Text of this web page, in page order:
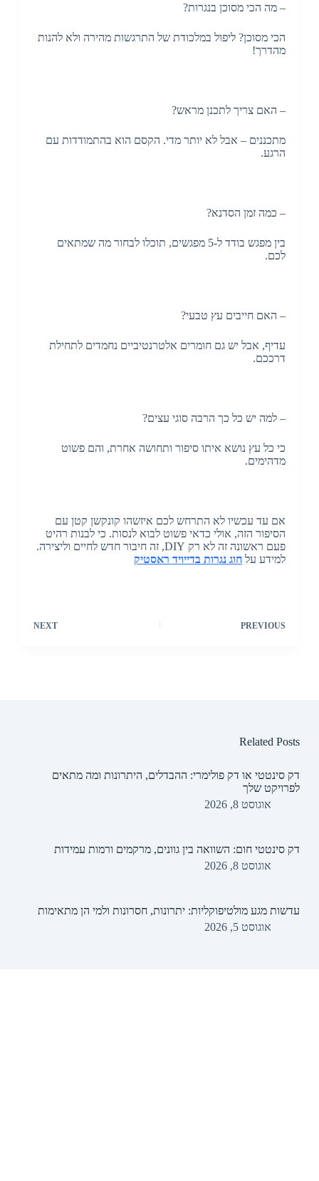
– מה הכי מסוכן בנגרות?
הכי מסוכן? ליפול במלכודת של התרגשות מהירה ולא להנות
מהדרך!
– האם צריך לתכנן מראש?
מתכננים – אבל לא יותר מדי. הקסם הוא בהתמודדות עם
הרגע.
– כמה זמן הסדנא?
בין מפגש בודד ל-5 מפגשים, תוכלו לבחור מה שמתאים
לכם.
– האם חייבים עץ טבעי?
עדיף, אבל יש גם חומרים אלטרנטיביים נחמדים לתחילת
דרככם.
– למה יש כל כך הרבה סוגי עצים?
כי כל עץ נושא איתו סיפור ותחושה אחרת, והם פשוט
מדהימים.
אם עד עכשיו לא התרחש לכם איזשהו קונקשן קטן עם
הסיפור הזה, אולי כדאי פשוט לבוא לנסות. כי לבנות רהיט
פעם ראשונה זה לא רק DIY, זה חיבור חדש לחיים וליצירה.
למידע על חוג נגרות בדייויד ראסטיק
PREVIOUS
NEXT
Related Posts
דק סינטטי או דק פולימרי: ההבדלים, היתרונות ומה מתאים
לפרויקט שלך
אוגוסט 8, 2026
דק סינטטי חום: השוואה בין גוונים, מרקמים ורמות עמידות
אוגוסט 8, 2026
עדשות מגע מולטיפוקליות: יתרונות, חסרונות ולמי הן מתאימות
אוגוסט 5, 2026